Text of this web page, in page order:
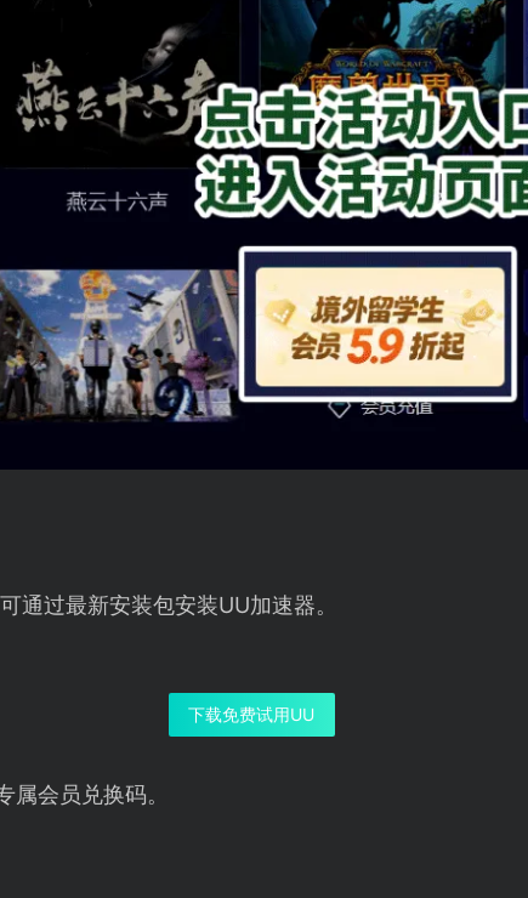
通过最新安装包安装UU加速器。
下载免费试用UU
会员兑换码。